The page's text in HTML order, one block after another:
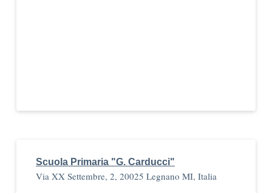
Scuola Primaria "G. Carducci"
Via XX Settembre, 2, 20025 Legnano MI, Italia